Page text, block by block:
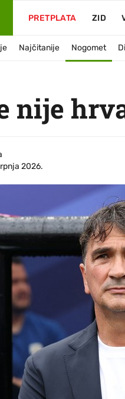
PRETPLATA ZID
Najčitanije Nogomet
nije
2026.